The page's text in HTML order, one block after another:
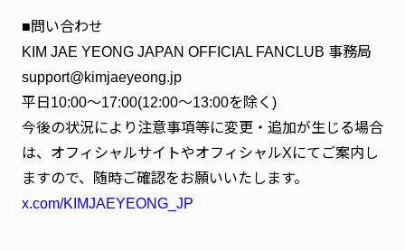
■問い合わせ
KIM JAE YEONG JAPAN OFFICIAL FANCLUB 事務局
support@kimjaeyeong.jp
平日10:00～17:00(12:00～13:00を除く)
今後の状況により注意事項等に変更・追加が生じる場合
は、オフィシャルサイトやオフィシャルXにてご案内し
ますので、随時ご確認をお願いいたします。
x.com/KIMJAEYEONG_JP